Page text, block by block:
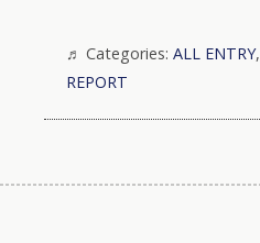
Categories: ALL ENTRY,
REPORT